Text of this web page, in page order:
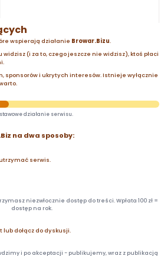
wspierają działanie Browar.Bizu.
widzisz (i za to, czego jeszcze nie widzisz), ktoś płaci
sponsorów i ukrytych interesów. Istnieje wyłącznie
działanie serwisu.
na dwa sposoby:
serwis.
niezwłocznie dostęp do treści. Wpłata 100 zł =
dostęp na rok.
lub dołącz do dyskusji.
i po akceptacji - publikujemy, wraz z publikacją